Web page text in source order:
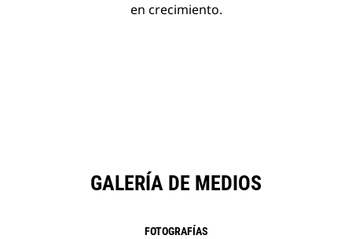
en crecimiento.
GALERÍA DE MEDIOS
FOTOGRAFÍAS